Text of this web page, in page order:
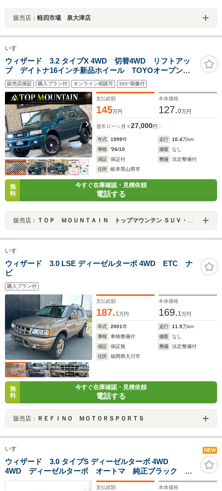
販売店： 軽四市場 泉大津店
いすゞ
ウィザード 3.2 タイプX 4WD 切替4WD リフトアッ
プ デイトナ16インチ新品ホイール TOYOオープンカ
ントリー新品タイヤ サンルーフ バグガード ETC
販売店保証 購入プラン付 オンライン相談可 360°画像付
支払総額
145万円
本体価格
127.0万円
通常ローン 月々27,000円
年式 1999年 走行 10.4万km
車検
'26/10 修復
なし
保証
保証付 整備
法定整備付
住所
岐阜県山県市
無
料
今すぐ在庫確認・見積依頼
電話する
販売店： ＴＯＰ ＭＯＵＮＴＡＩＮ トップマウンテン ＳＵＶ・クロカン・キャンピングカー専門店
いすゞ
ウィザード 3.0 LSE ディーゼルターボ 4WD ETC ナ
ビ
購入プラン付
支払総額
187.1万円
本体価格
169. 1 万円
年式 2001年 走行 11.9万km
車検
車検整備付 修復
なし
保証
保証無 整備
法定整備付
住所
福岡県大川市
無
料
今すぐ在庫確認・見積依頼
電話する
販売店： ＲＥＦＩＮＯ ＭＯＴＯＲＳＰＯＲＴＳ
いすゞ NEW
ウィザード 3.0 タイプS ディーゼルターボ 4WD
4WD ディーゼルターボ オートマ 純正ブラック
ETC コンポ 背面タイヤ 本州仕入 5人乗り
支払総額 本体価格